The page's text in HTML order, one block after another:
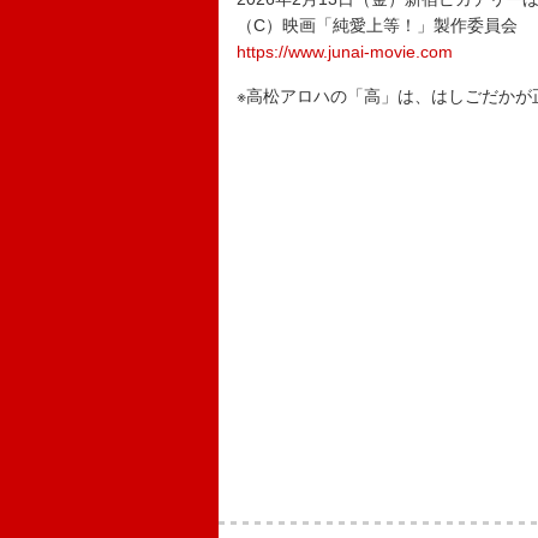
（C）映画「純愛上等！」製作委員会
https://www.junai-movie.com
※高松アロハの「高」は、はしごだかが